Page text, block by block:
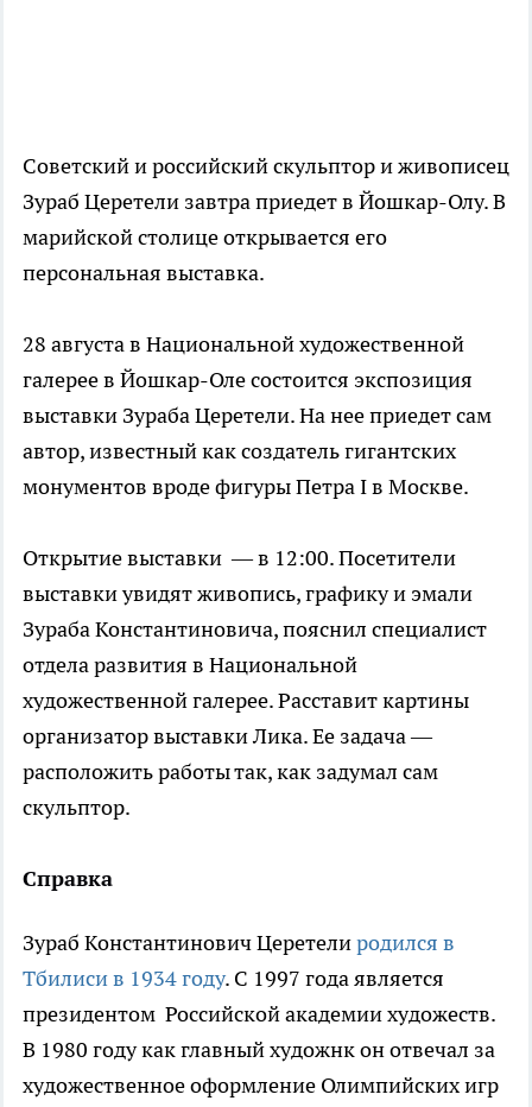
Советский и российский скульптор и живописец
Зураб Церетели завтра приедет в Йошкар-Олу. В
марийской столице открывается его
персональная выставка.
28 августа в Национальной художественной
галерее в Йошкар-Оле состоится экспозиция
выставки Зураба Церетели. На нее приедет сам
автор, известный как создатель гигантских
монументов вроде фигуры Петра I в Москве.
Открытие выставки — в 12:00. Посетители
выставки увидят живопись, графику и эмали
Зураба Константиновича, пояснил специалист
отдела развития в Национальной
художественной галерее. Расставит картины
организатор выставки Лика. Ее задача —
расположить работы так, как задумал сам
скульптор.
Справка
Зураб Константинович Церетелиродился в
Тбилиси в 1934 году. С 1997 года является
президентом Российской академии художеств.
В 1980 году как главный художнк он отвечал за
художественное оформление Олимпийских игр